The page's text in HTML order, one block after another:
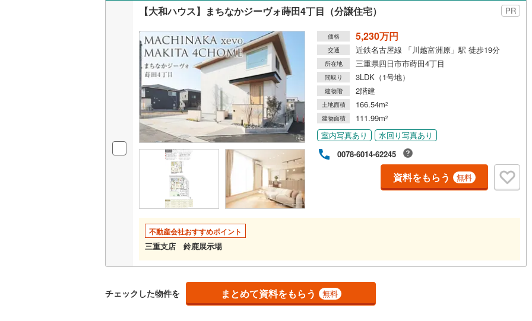
【大和ハウス】まちなかジーヴォ蒔田4丁目（分譲住宅） PR
価格 5,230万円
交通 近鉄名古屋線 「川越富洲原」駅 徒歩19分
所在地 三重県四日市市蒔田4丁目
間取り 3LDK（1号地）
建物階 2階建
土地面積 166.54m2
建物面積 111.99m2
室内写真あり
水回り写真あり
0078-6014-62245
資料をもらう 無料
不動産会社おすすめポイント
三重支店 鈴鹿展示場
チェックした物件を まとめて資料をもらう 無料
名鉄尾西線(236)
名鉄各務原線(72)
名鉄瀬戸線(468) 名鉄空港線(9)
明知鉄道(10) 養老鉄道養老線
三岐鉄道北勢線
(5)
近鉄名古屋線(299)
近鉄大阪線(1 伊賀鉄道伊賀線
間取り、居室全体
吹き抜け（1 ） バリアフリー住宅（0）
二世帯向け （0） 平屋・1階建て
サービスルーム（納戸）（0）
キッチン
独立型キッチン（0 対面キッチン
浴室乾燥機あり（1
バルコニー、庭
収納
ウォークインクローゼット